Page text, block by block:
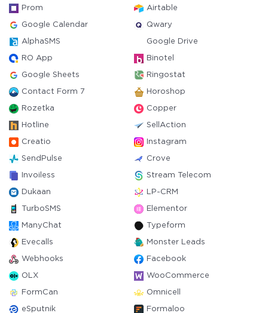
Prom Airtable
Google Calendar Qwary
AlphaSMS Google Drive
RO App Binotel
Google Sheets Ringostat
Contact Form 7 Horoshop
Rozetka Copper
Hotline SellAction
Creatio Instagram
SendPulse Crove
Invoiless Stream Telecom
Dukaan LP-CRM
TurboSMS Elementor
ManyChat Typeform
Evecalls Monster Leads
Webhooks Facebook
OLX WooCommerce
FormCan Omnicell
eSputnik Formaloo